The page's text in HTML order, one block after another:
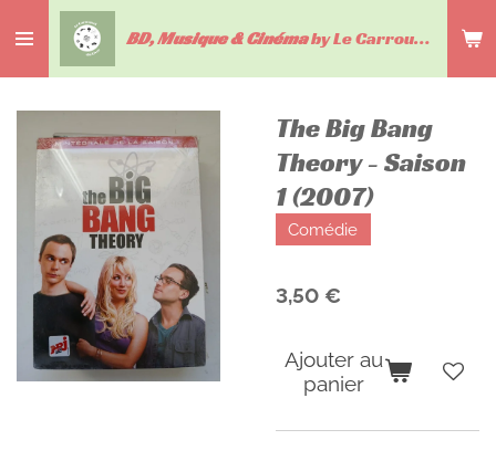
au
contenu
BD, Musique & Cinémaby Le Carrousel du livre
The Big Bang
Theory - Saison
1 (2007)
Comédie
3,50 €
Ajouter au
panier